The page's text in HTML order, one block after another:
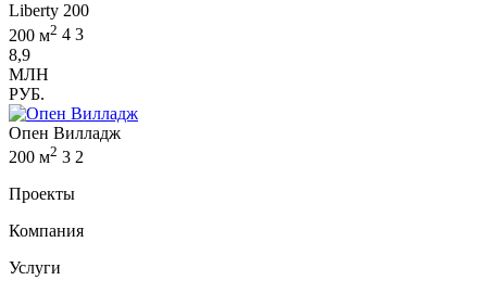
Liberty 200
200 м2 4 3
8,9
МЛН
РУБ.
Опен Вилладж
200 м2 3 2
Проекты
Компания
Услуги